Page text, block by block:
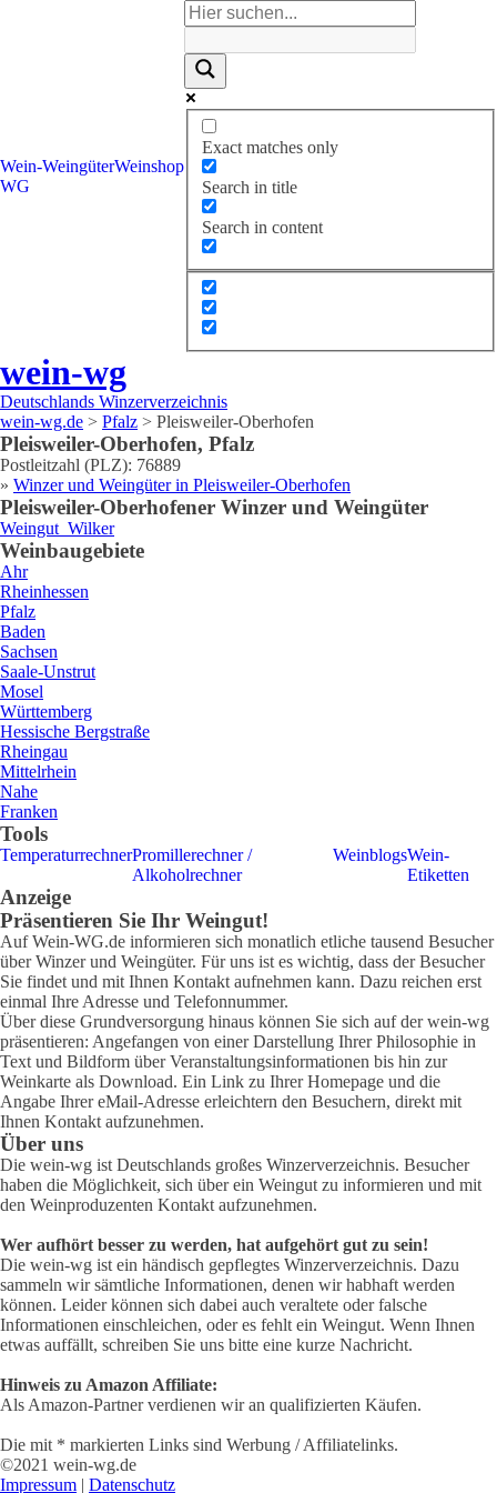
Wein-
WG
WeingüterWeinshop
Exact matches only
Search in title
Search in content
wein-wg
Deutschlands Winzerverzeichnis
wein-wg.de > Pfalz > Pleisweiler-Oberhofen
Pleisweiler-Oberhofen, Pfalz
Postleitzahl (PLZ): 76889
» Winzer und Weingüter in Pleisweiler-Oberhofen
Pleisweiler-Oberhofener Winzer und Weingüter
Weingut Wilker
Weinbaugebiete
Ahr
Rheinhessen
Pfalz
Baden
Sachsen
Saale-Unstrut
Mosel
Württemberg
Hessische Bergstraße
Rheingau
Mittelrhein
Nahe
Franken
Tools
TemperaturrechnerPromillerechner /
Alkoholrechner
WeinblogsWein-
Etiketten
Anzeige
Präsentieren Sie Ihr Weingut!
Auf Wein-WG.de informieren sich monatlich etliche tausend Besucher
über Winzer und Weingüter. Für uns ist es wichtig, dass der Besucher
Sie findet und mit Ihnen Kontakt aufnehmen kann. Dazu reichen erst
einmal Ihre Adresse und Telefonnummer.
Über diese Grundversorgung hinaus können Sie sich auf der wein-wg
präsentieren: Angefangen von einer Darstellung Ihrer Philosophie in
Text und Bildform über Veranstaltungsinformationen bis hin zur
Weinkarte als Download. Ein Link zu Ihrer Homepage und die
Angabe Ihrer eMail-Adresse erleichtern den Besuchern, direkt mit
Ihnen Kontakt aufzunehmen.
Über uns
Die wein-wg ist Deutschlands großes Winzerverzeichnis. Besucher
haben die Möglichkeit, sich über ein Weingut zu informieren und mit
den Weinproduzenten Kontakt aufzunehmen.
Wer aufhört besser zu werden, hat aufgehört gut zu sein!
Die wein-wg ist ein händisch gepflegtes Winzerverzeichnis. Dazu
sammeln wir sämtliche Informationen, denen wir habhaft werden
können. Leider können sich dabei auch veraltete oder falsche
Informationen einschleichen, oder es fehlt ein Weingut. Wenn Ihnen
etwas auffällt, schreiben Sie uns bitte eine kurze Nachricht.
Hinweis zu Amazon Affiliate:
Als Amazon-Partner verdienen wir an qualifizierten Käufen.
Die mit * markierten Links sind Werbung / Affiliatelinks.
©2021 wein-wg.de
Impressum | Datenschutz